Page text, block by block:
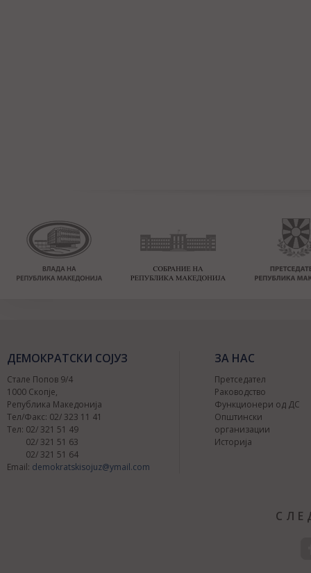
ДЕМОКРАТСКИ СОЈУЗ
Стале Попов 9/4
1000 Скопје,
Република Македонија
Тел/Факс: 02/ 323 11 41
Тел: 02/ 321 51 49
02/ 321 51 63
02/ 321 51 64
Email: demokratskisojuz@ymail.com
ЗА НАС
Претседател
Раководство
Функционери од ДС
Општински
организации
Историја